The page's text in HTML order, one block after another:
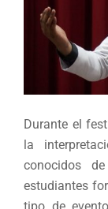
Durante el
la
conocidos
estudiantes